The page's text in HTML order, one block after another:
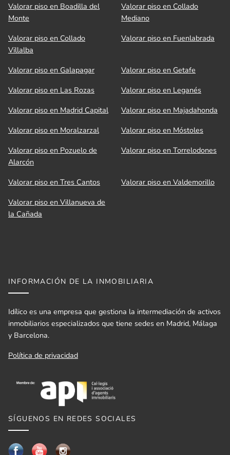
Valorar piso en Boadilla del
Monte
Valorar piso en Collado
Mediano
Valorar piso en Collado
Villalba
Valorar piso en Fuenlabrada
Valorar piso en Galapagar
Valorar piso en Getafe
Valorar piso en Las Rozas
Valorar piso en Leganés
Valorar piso en Madrid Capital
Valorar piso en Majadahonda
Valorar piso en Moralzarzal
Valorar piso en Móstoles
Valorar piso en Pozuelo de
Alarcón
Valorar piso en Torrelodones
Valorar piso en Tres Cantos
Valorar piso en Valdemorillo
Valorar piso en Villanueva de
la Cañada
INFORMACIÓN DE LA INMOBILIARIA
Idílico es una empresa que gestiona la intermediación de activos
inmobiliarios especializados que tiene sedes en Madrid, Málaga
y Barcelona.
Política de privacidad
SÍGUENOS EN REDES SOCIALES